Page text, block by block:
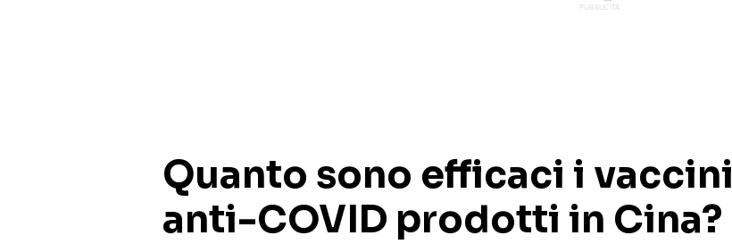
Quanto sono efficaci i vaccini
anti-COVID prodotti in Cina?